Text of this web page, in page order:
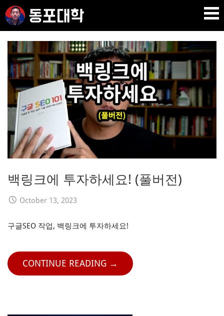
Skip
to
content
DPU SEO
재미 동포 사업가의 실전 온라인 사업 강의 🇰🇷 🇺🇸
백링크에 투자하세요! (풀버전)
October 13, 2023
구글SEO 작업, 백링크에 투자하세요!
CONTINUE READING →